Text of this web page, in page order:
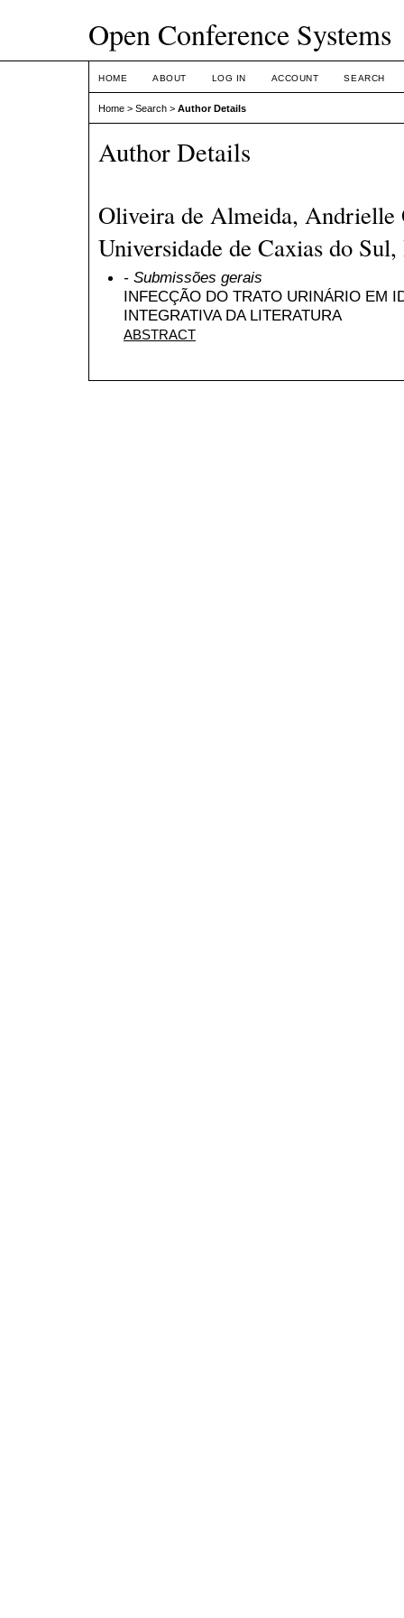
Open Conference Systems
HOME ABOUT LOG IN ACCOUNT SEARCH
Home > Search > Author Details
Author Details
Oliveira de Almeida,
Universidade de Caxias do
- Submissões gerais
INFECÇÃO DO TRATO URINÁRIO EM
INTEGRATIVA DA LITERATURA
ABSTRACT